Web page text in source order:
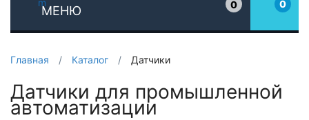
МЕНЮ
0
0
Главная / Каталог / Датчики
Датчики для промышленной
автоматизации